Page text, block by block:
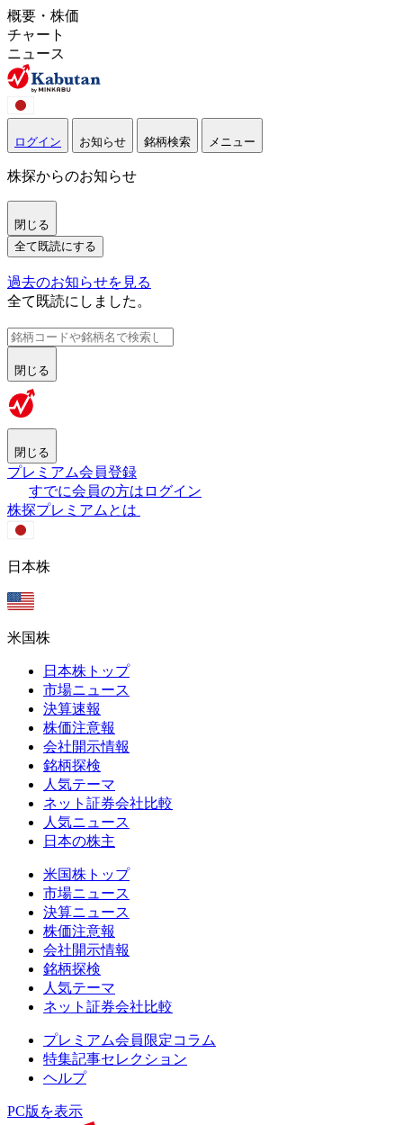
概要・株価
チャート
ニュース
ログイン お知らせ 銘柄検索 メニュー
株探からのお知らせ
閉じる
全て既読にする
過去のお知らせを見る
全て既読にしました。
閉じる
閉じる
プレミアム会員登録
すでに会員の方はログイン
株探プレミアムとは
日本株
米国株
日本株トップ
市場ニュース
決算速報
株価注意報
会社開示情報
銘柄探検
人気テーマ
ネット証券会社比較
人気ニュース
日本の株主
米国株トップ
市場ニュース
決算ニュース
株価注意報
会社開示情報
銘柄探検
人気テーマ
ネット証券会社比較
プレミアム会員限定コラム
特集記事セレクション
ヘルプ
PC版を表示